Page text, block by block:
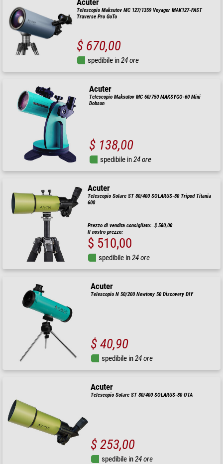
Acuter
Telescopio Maksutov MC 127/1359 Voyager MAK127-FAST
Traverse Pro GoTo
$ 670,00
spedibile in24 ore
Acuter
Telescopio Maksutov MC 60/750 MAKSYGO-60 Mini
Dobson
$ 138,00
spedibile in24 ore
Acuter
Telescopio Solare ST 80/400 SOLARUS-80 Tripod Titania
600
Prezzo di vendita consigliato: $ 580,00
Il nostro prezzo:
$ 510,00
spedibile in24 ore
Acuter
Telescopio N 50/200 Newtony 50 Discovery DIY
$ 40,90
spedibile in24 ore
Acuter
Telescopio Solare ST 80/400 SOLARUS-80 OTA
$ 253,00
spedibile in24 ore